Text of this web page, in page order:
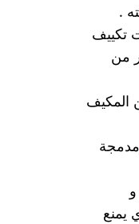
.
تكييف
من
المكيف
يمنع